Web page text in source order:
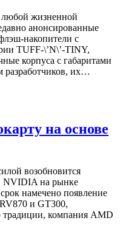
любой жизненной
анонсированные
накопители с
TUFF-\’N\’-TINY,
корпуса с габаритами
разработчиков, их…
на основе
возобновится
NVIDIA на рынке
намечено появление
и GT300,
традиции, компания AMD